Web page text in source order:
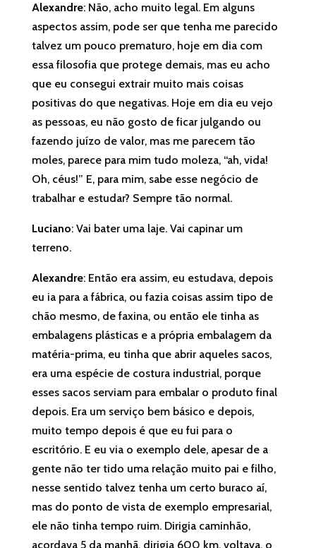
Alexandre: Não, acho muito legal. Em alguns
aspectos assim, pode ser que tenha me parecido
talvez um pouco prematuro, hoje em dia com
essa filosofia que protege demais, mas eu acho
que eu consegui extrair muito mais coisas
positivas do que negativas. Hoje em dia eu vejo
as pessoas, eu não gosto de ficar julgando ou
fazendo juízo de valor, mas me parecem tão
moles, parece para mim tudo moleza, “ah, vida!
Oh, céus!” E, para mim, sabe esse negócio de
trabalhar e estudar? Sempre tão normal.
Luciano: Vai bater uma laje. Vai capinar um
terreno.
Alexandre: Então era assim, eu estudava, depois
eu ia para a fábrica, ou fazia coisas assim tipo de
chão mesmo, de faxina, ou então ele tinha as
embalagens plásticas e a própria embalagem da
matéria-prima, eu tinha que abrir aqueles sacos,
era uma espécie de costura industrial, porque
esses sacos serviam para embalar o produto final
depois. Era um serviço bem básico e depois,
muito tempo depois é que eu fui para o
escritório. E eu via o exemplo dele, apesar de a
gente não ter tido uma relação muito pai e filho,
nesse sentido talvez tenha um certo buraco aí,
mas do ponto de vista de exemplo empresarial,
ele não tinha tempo ruim. Dirigia caminhão,
acordava 5 da manhã, dirigia 600 km, voltava, o